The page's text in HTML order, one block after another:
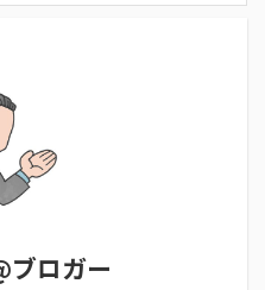
ブロガー